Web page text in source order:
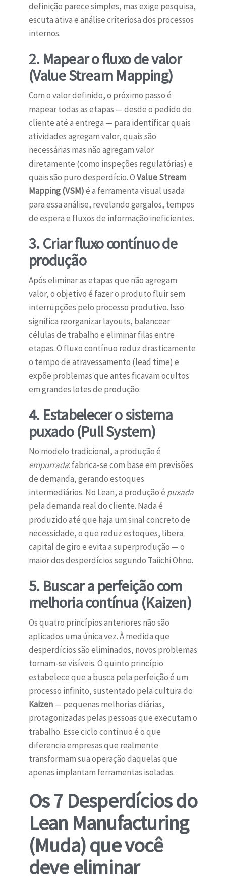
definição parece simples, mas exige pesquisa,
escuta ativa e análise criteriosa dos processos
internos.
2. Mapear o fluxo de valor
(Value Stream Mapping)
Com o valor definido, o próximo passo é
mapear todas as etapas — desde o pedido do
cliente até a entrega — para identificar quais
atividades agregam valor, quais são
necessárias mas não agregam valor
diretamente (como inspeções regulatórias) e
quais são puro desperdício. OValue Stream
Mapping (VSM)é a ferramenta visual usada
para essa análise, revelando gargalos, tempos
de espera e fluxos de informação ineficientes.
3. Criar fluxo contínuo de
produção
Após eliminar as etapas que não agregam
valor, o objetivo é fazer o produto fluir sem
interrupções pelo processo produtivo. Isso
significa reorganizar layouts, balancear
células de trabalho e eliminar filas entre
etapas. O fluxo contínuo reduz drasticamente
o tempo de atravessamento (lead time) e
expõe problemas que antes ficavam ocultos
em grandes lotes de produção.
4. Estabelecer o sistema
puxado (Pull System)
No modelo tradicional, a produção é
empurrada: fabrica-se com base em previsões
de demanda, gerando estoques
intermediários. No Lean, a produção é puxada
pela demanda real do cliente. Nada é
produzido até que haja um sinal concreto de
necessidade, o que reduz estoques, libera
capital de giro e evita a superprodução — o
maior dos desperdícios segundo Taiichi Ohno.
5. Buscar a perfeição com
melhoria contínua (Kaizen)
Os quatro princípios anteriores não são
aplicados uma única vez. À medida que
desperdícios são eliminados, novos problemas
tornam-se visíveis. O quinto princípio
estabelece que a busca pela perfeição é um
processo infinito, sustentado pela cultura do
Kaizen— pequenas melhorias diárias,
protagonizadas pelas pessoas que executam o
trabalho. Esse ciclo contínuo é o que
diferencia empresas que realmente
transformam sua operação daquelas que
apenas implantam ferramentas isoladas.
Os 7 Desperdícios do
Lean Manufacturing
(Muda) que você
deve eliminar